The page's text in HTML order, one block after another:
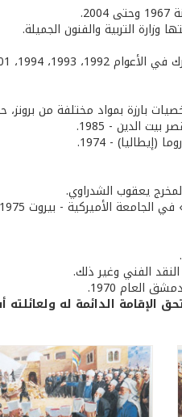
التربية والفنون الجميلة.
2001، 2002، 2003.
بارزة بمواد مختلفة من
الدين - 1985.
- 1974.
يعقوب الشدراوي.
الأميركية - بيروت 1975.
الفني وغير ذلك.
العام 1970.
الإقامة الدائمة له